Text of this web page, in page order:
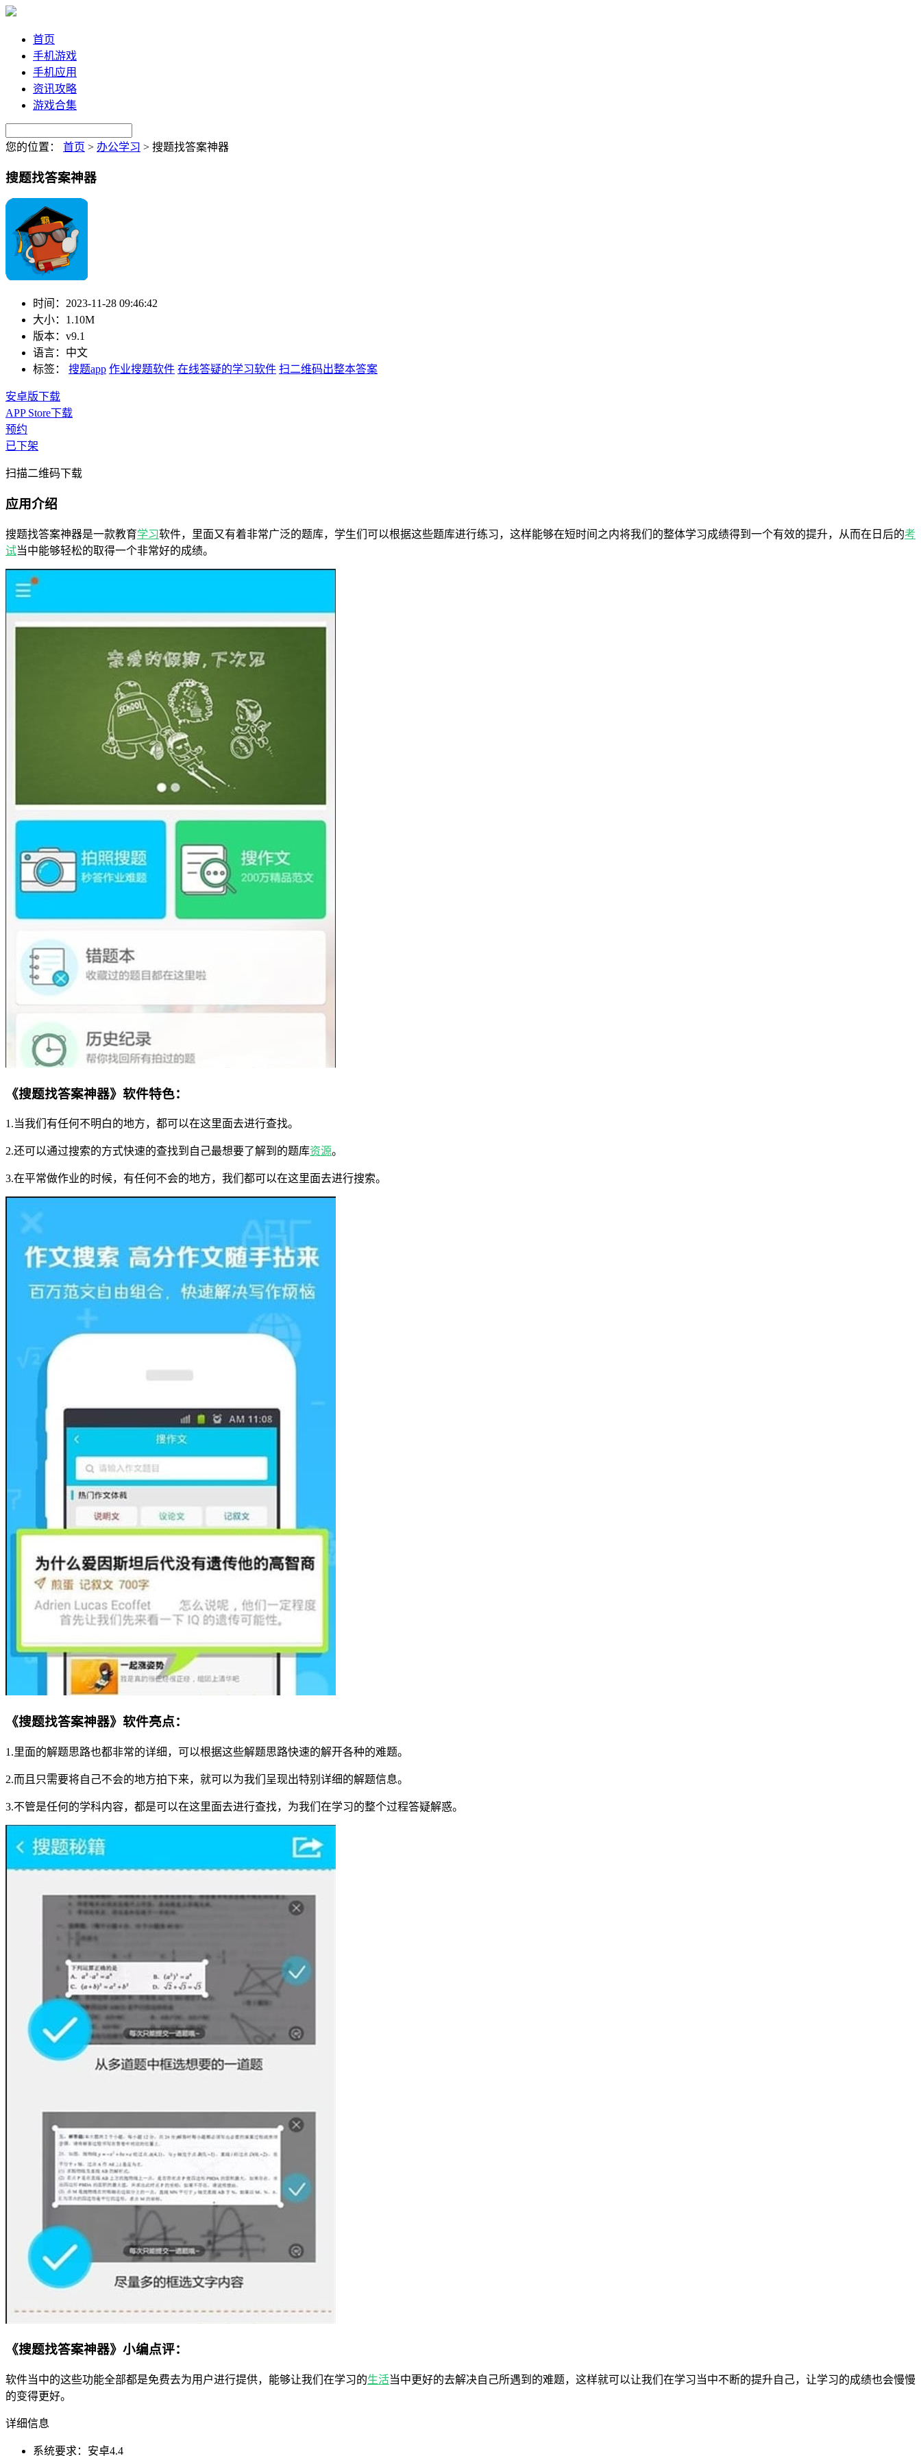
首页
手机游戏
手机应用
资讯攻略
游戏合集
您的位置： 首页 > 办公学习 > 搜题找答案神器
搜题找答案神器
时间： 2023-11-28 09:46:42
大小： 1.10M
版本： v9.1
语言： 中文
标签：
搜题app 作业搜题软件 在线答疑的学习软件 扫二维码出整本答案
安卓版下载
APP Store下载
预约
已下架
扫描二维码下载
应用介绍
搜题找答案神器是一款教育学习软件，里面又有着非常广泛的题库，学生们可以根据这些题库进行练习，这样能够在短时间之内将我们的整体学习成绩得到一个有效的提升，从而在日后的考
试当中能够轻松的取得一个非常好的成绩。
《搜题找答案神器》软件特色：
1.当我们有任何不明白的地方，都可以在这里面去进行查找。
2.还可以通过搜索的方式快速的查找到自己最想要了解到的题库资源。
3.在平常做作业的时候，有任何不会的地方，我们都可以在这里面去进行搜索。
《搜题找答案神器》软件亮点：
1.里面的解题思路也都非常的详细，可以根据这些解题思路快速的解开各种的难题。
2.而且只需要将自己不会的地方拍下来，就可以为我们呈现出特别详细的解题信息。
3.不管是任何的学科内容，都是可以在这里面去进行查找，为我们在学习的整个过程答疑解惑。
《搜题找答案神器》小编点评：
软件当中的这些功能全部都是免费去为用户进行提供，能够让我们在学习的生活当中更好的去解决自己所遇到的难题，这样就可以让我们在学习当中不断的提升自己，让学习的成绩也会慢慢
的变得更好。
详细信息
系统要求：安卓4.4